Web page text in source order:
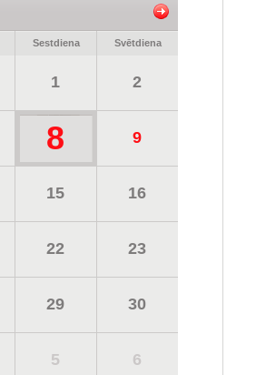
Sestdiena Svētdiena
1 2
8 9
15 16
22 23
29 30
5 6